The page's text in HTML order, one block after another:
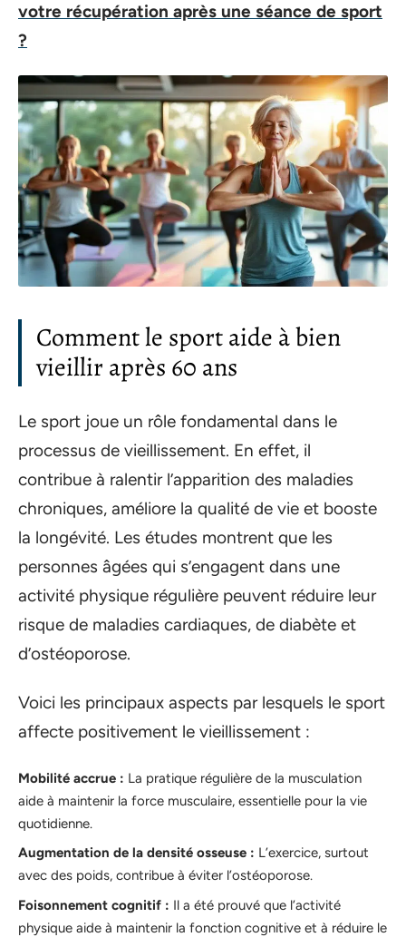
votre récupération après une séance de sport
?
Comment le sport aide à bien
vieillir après 60 ans
Le sport joue un rôle fondamental dans le
processus de vieillissement. En effet, il
contribue à ralentir l’apparition des maladies
chroniques, améliore la qualité de vie et booste
la longévité. Les études montrent que les
personnes âgées qui s’engagent dans une
activité physique régulière peuvent réduire leur
risque de maladies cardiaques, de diabète et
d’ostéoporose.
Voici les principaux aspects par lesquels le sport
affecte positivement le vieillissement :
Mobilité accrue : La pratique régulière de la musculation
aide à maintenir la force musculaire, essentielle pour la vie
quotidienne.
Augmentation de la densité osseuse : L’exercice, surtout
avec des poids, contribue à éviter l’ostéoporose.
Foisonnement cognitif : Il a été prouvé que l’activité
physique aide à maintenir la fonction cognitive et à réduire le